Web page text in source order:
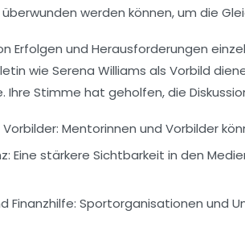
werden können, um die
Erfolgen und Herausforderungen
wie Serena Williams als Vorbild
Ihre Stimme hat geholfen, die
: Mentorinnen und Vorbilder
: Eine stärkere Sichtbarkeit in den
Finanzhilfe: Sportorganisationen und